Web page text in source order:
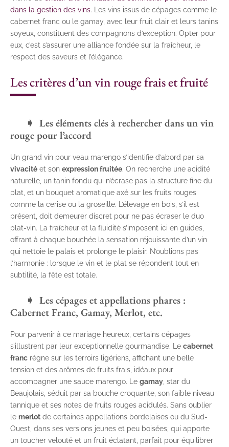
dans la gestion des vins. Les vins issus de cépages comme le
cabernet franc ou le gamay, avec leur fruit clair et leurs tanins
soyeux, constituent des compagnons d’exception. Opter pour
eux, c’est s’assurer une alliance fondée sur la fraîcheur, le
respect des saveurs et l’élégance.
Les critères d’un vin rouge frais et fruité
Les éléments clés à rechercher dans un vin
rouge pour l’accord
Un grand vin pour veau marengo s’identifie d’abord par sa
vivacité et son expression fruitée. On recherche une acidité
naturelle, un tanin fondu qui n’écrase pas la structure fine du
plat, et un bouquet aromatique axé sur les fruits rouges
comme la cerise ou la groseille. L’élevage en bois, s’il est
présent, doit demeurer discret pour ne pas écraser le duo
plat-vin. La fraîcheur et la fluidité s’imposent ici en guides,
offrant à chaque bouchée la sensation réjouissante d’un vin
qui nettoie le palais et prolonge le plaisir. N’oublions pas
l’harmonie : lorsque le vin et le plat se répondent tout en
subtilité, la fête est totale.
Les cépages et appellations phares :
Cabernet Franc, Gamay, Merlot, etc.
Pour parvenir à ce mariage heureux, certains cépages
s’illustrent par leur exceptionnelle gourmandise. Le cabernet
franc règne sur les terroirs ligériens, affichant une belle
tension et des arômes de fruits frais, idéaux pour
accompagner une sauce marengo. Le gamay , star du
Beaujolais, séduit par sa bouche croquante, son faible niveau
tannique et ses notes de fruits rouges acidulés. Sans oublier
le merlot de certaines appellations bordelaises ou du Sud-
Ouest, dans ses versions jeunes et peu boisées, qui apporte
un toucher velouté et un fruit éclatant, parfait pour équilibrer